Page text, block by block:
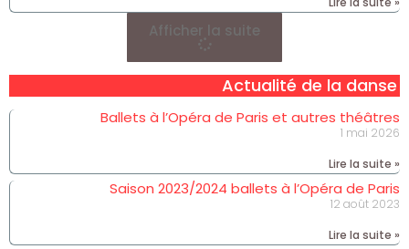
Afficher la suite
Actualité de la danse
Ballets à l’Opéra de Paris et autres théâtres
1 mai 2026
Lire la suite »
Saison 2023/2024 ballets à l’Opéra de Paris
12 août 2023
Lire la suite »